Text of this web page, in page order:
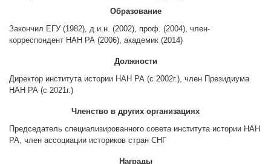
Видеогалерея
Другие академии
Газета "Гитутюн"
Журнал "В мире науки"
Публикации в прессе
Образование
Закончил ЕГУ (1982), д.и.н. (2002), проф. (2004), член-
корреспондент НАН РА (2006), академик (2014)
Должности
Директор института истории НАН РА (с 2002г.), член Президиума
НАН РА (с 2021г.)
Членство в других организациях
Председатель специализированного совета института истории НАН
РА, член ассоциации историков стран СНГ
Награды